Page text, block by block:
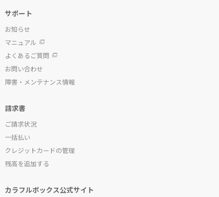
サポート
お知らせ
マニュアル
よくあるご質問
お問い合わせ
障害・メンテナンス情報
請求書
ご請求状況
一括払い
クレジットカードの管理
残高を追加する
カラフルボックス公式サイト